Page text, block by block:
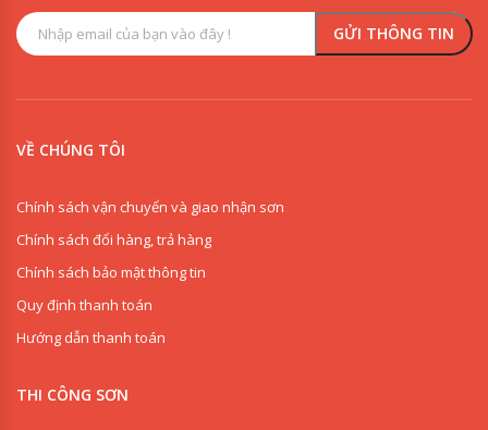
VỀ CHÚNG TÔI
Chính sách vận chuyển và giao nhận sơn
Chính sách đổi hàng, trả hàng
Chính sách bảo mật thông tin
Quy định thanh toán
Hướng dẫn thanh toán
THI CÔNG SƠN